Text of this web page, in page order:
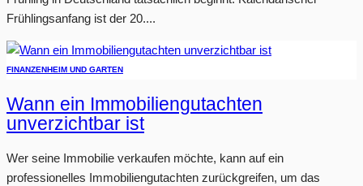
Frühlingsanfang ist der 20....
FINANZENHEIM UND GARTEN
Wann ein Immobiliengutachten
unverzichtbar ist
Wer seine Immobilie verkaufen möchte, kann auf ein
professionelles Immobiliengutachten zurückgreifen, um das